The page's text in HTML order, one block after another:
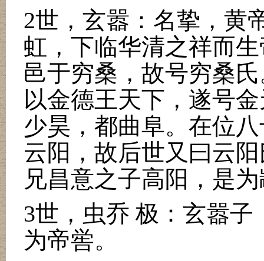
2世，玄嚣：名挚，黄
虹，下临华清之祥而
邑于穷桑，故号穷桑
以金德王天下，遂号
少昊，都曲阜。在位
云阳，故后世又曰云
兄昌意之子高阳，是
3世，虫乔 极：玄嚣子
为帝喾。